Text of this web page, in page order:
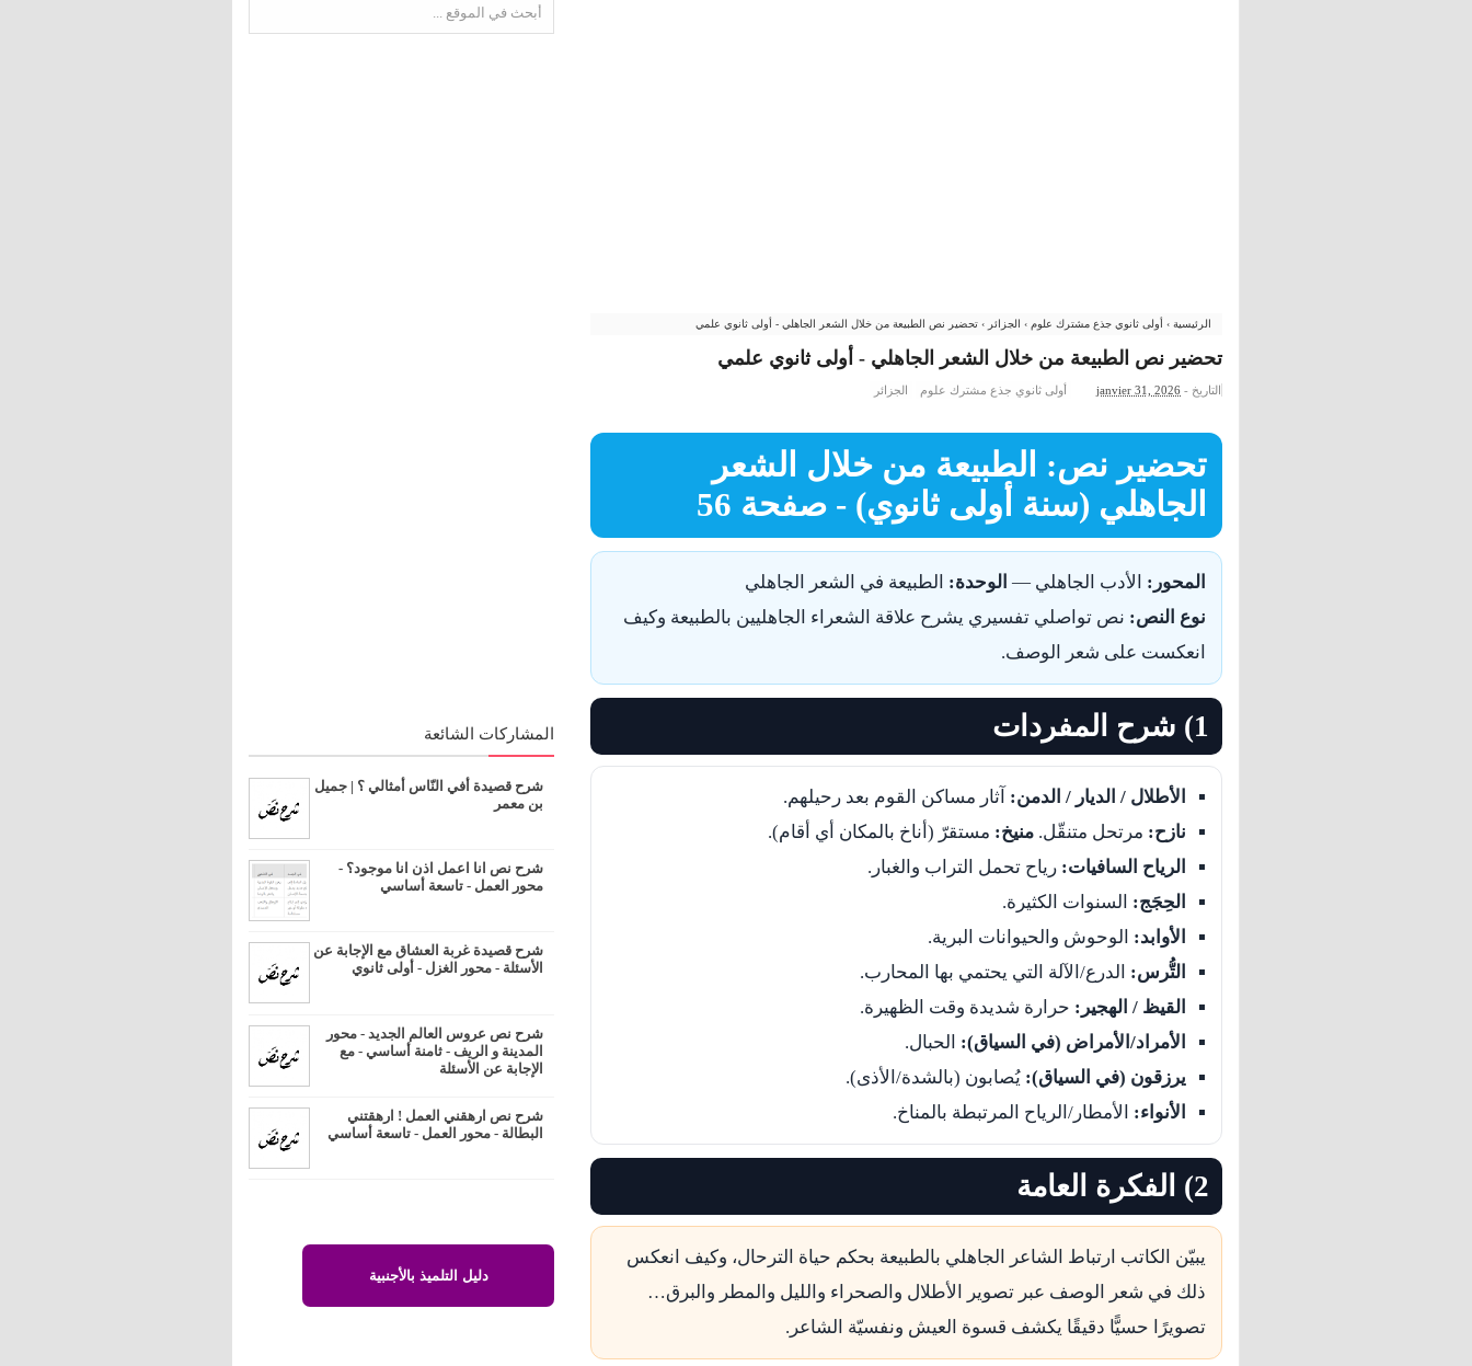
الرئيسية › أولى ثانوي جذع مشترك علوم › الجزائر › تحضير نص الطبيعة من خلال الشعر الجاهلي - أولى ثانوي علمي
تحضير نص الطبيعة من خلال الشعر الجاهلي - أولى ثانوي علمي
التاريخ - janvier 31, 2026 أولى ثانوي جذع مشترك علوم الجزائر
تحضير نص: الطبيعة من خلال الشعر
الجاهلي (سنة أولى ثانوي) - صفحة 56
المحور: الأدب الجاهلي — الوحدة: الطبيعة في الشعر الجاهلي
نوع النص: نص تواصلي تفسيري يشرح علاقة الشعراء الجاهليين بالطبيعة وكيف
انعكست على شعر الوصف.
1) شرح المفردات
الأطلال / الديار / الدمن: آثار مساكن القوم بعد رحيلهم.
نازح: مرتحل متنقّل. منيخ: مستقرّ (أناخ بالمكان أي أقام).
الرياح السافيات: رياح تحمل التراب والغبار.
الحِجَج: السنوات الكثيرة.
الأوابد: الوحوش والحيوانات البرية.
التُّرس: الدرع/الآلة التي يحتمي بها المحارب.
القيظ / الهجير: حرارة شديدة وقت الظهيرة.
الأمراد/الأمراض (في السياق): الحبال.
يرزقون (في السياق): يُصابون (بالشدة/الأذى).
الأنواء: الأمطار/الرياح المرتبطة بالمناخ.
2) الفكرة العامة
يبيّن الكاتب ارتباط الشاعر الجاهلي بالطبيعة بحكم حياة الترحال، وكيف انعكس
ذلك في شعر الوصف عبر تصوير الأطلال والصحراء والليل والمطر والبرق…
تصويرًا حسيًّا دقيقًا يكشف قسوة العيش ونفسيّة الشاعر.
المشاركات الشائعة
شرح قصيدة أفي النّاس أمثالي ؟ | جميل
بن معمر
شرح نص انا اعمل اذن انا موجود؟ -
محور العمل - تاسعة أساسي
شرح قصيدة غربة العشاق مع الإجابة عن
الأسئلة - محور الغزل - أولى ثانوي
شرح نص عروس العالم الجديد - محور
المدينة و الريف - ثامنة أساسي - مع
الإجابة عن الأسئلة
شرح نص ارهقني العمل ! ارهقتني
البطالة - محور العمل - تاسعة أساسي
دليل التلميذ بالأجنبية